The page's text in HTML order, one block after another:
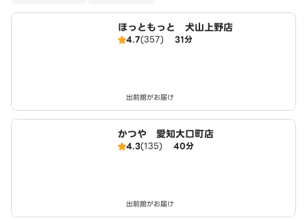
ほっともっと 犬山上野店
4.7(357) 31分
出前館がお届け
かつや 愛知大口町店
4.3(135) 40分
出前館がお届け